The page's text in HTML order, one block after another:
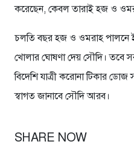
করেছেন, কেবল তারাই হজ ও
চলতি বছর হজ ও ওমরাহ পালনে
খোলার ঘোষণা দেয় সৌদি। তবে
বিদেশি যাত্রী করোনা টিকার
স্বাগত জানাবে সৌদি আরব।
SHARE NOW